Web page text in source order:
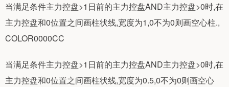
当满足条件主力控盘>1日前的主力控盘AND主力控盘>0时,在
主力控盘和0位置之间画柱状线,宽度为1,0不为0则画空心柱.,
COLOR0000CC
当满足条件主力控盘>1日前的主力控盘AND主力控盘>0时,在
主力控盘和0位置之间画柱状线,宽度为0.5,0不为0则画空心